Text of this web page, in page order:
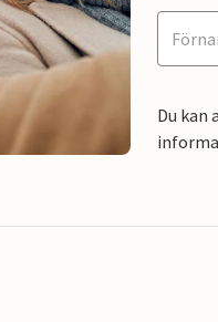
Du kan